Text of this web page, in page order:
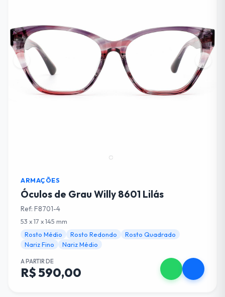
ARMAÇÕES
Óculos de Grau Willy 8601 Lilás
Ref: F8701-4
53 x 17 x 145 mm
Rosto Médio
Rosto Redondo
Rosto Quadrado
Nariz Fino
Nariz Médio
A PARTIR DE
R$ 590,00